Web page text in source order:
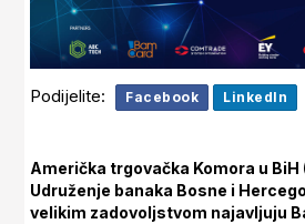
Podijelite: Facebook LinkedIn
Američka trgovačka Komora u BiH
Udruženje banaka Bosne i
velikim zadovoljstvom najavljuju